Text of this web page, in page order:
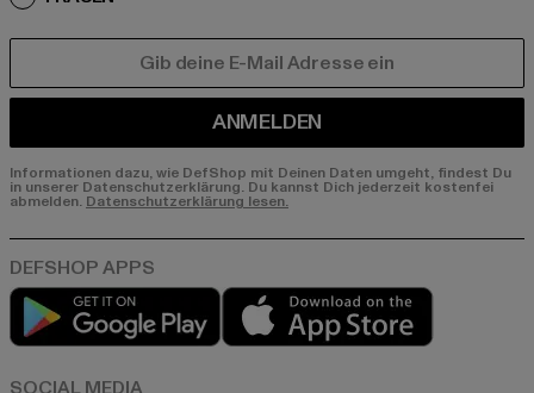
ANMELDEN
Informationen dazu, wie DefShop mit Deinen Daten umgeht, findest Du
in unserer Datenschutzerklärung. Du kannst Dich jederzeit kostenfei
abmelden. Datenschutzerklärung lesen.
Play market